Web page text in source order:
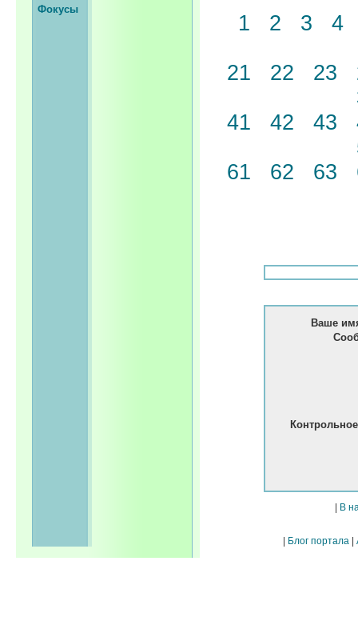
Фокусы
1 2 3 4
21 22 23
41
42 43
61
62 63
Ваше
В
Блог портала